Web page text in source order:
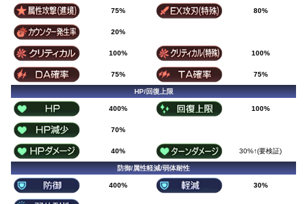
75% 80%
20%
100% 100%
75% 75%
HP/回復上限
400% 100%
70%
40% 30%↑(要検証)
防御/属性軽減/弱体耐性
400% 30%